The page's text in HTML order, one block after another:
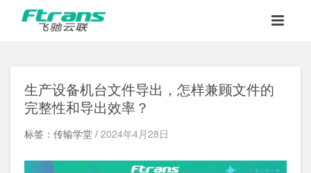
生产设备机台文件导出，怎样兼顾文件的
完整性和导出效率？
标签：传输学堂 / 2024年4月28日